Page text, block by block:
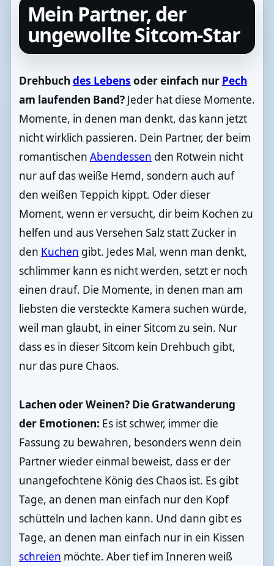
Mein Partner, der
ungewollte Sitcom-Star
Drehbuch des Lebens oder einfach nur Pech
am laufenden Band?Jeder hat diese Momente.
Momente, in denen man denkt, das kann jetzt
nicht wirklich passieren. Dein Partner, der beim
romantischen Abendessen den Rotwein nicht
nur auf das weiße Hemd, sondern auch auf
den weißen Teppich kippt. Oder dieser
Moment, wenn er versucht, dir beim Kochen zu
helfen und aus Versehen Salz statt Zucker in
den Kuchen gibt. Jedes Mal, wenn man denkt,
schlimmer kann es nicht werden, setzt er noch
einen drauf. Die Momente, in denen man am
liebsten die versteckte Kamera suchen würde,
weil man glaubt, in einer Sitcom zu sein. Nur
dass es in dieser Sitcom kein Drehbuch gibt,
nur das pure Chaos.
Lachen oder Weinen? Die Gratwanderung
der Emotionen: Es ist schwer, immer die
Fassung zu bewahren, besonders wenn dein
Partner wieder einmal beweist, dass er der
unangefochtene König des Chaos ist. Es gibt
Tage, an denen man einfach nur den Kopf
schütteln und lachen kann. Und dann gibt es
Tage, an denen man einfach nur in ein Kissen
schreien möchte. Aber tief im Inneren weiß